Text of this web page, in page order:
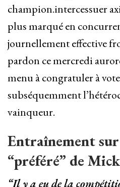
champion.intercessuer
plus marqué en
journellement effective
pardon ce mercredi
menu à congratuler à
subséquemment
vainqueur.
Entraînement
“préféré” de
“Il y a eu de la